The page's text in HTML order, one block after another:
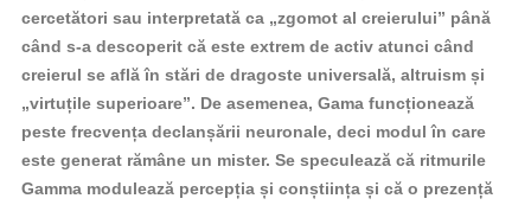
cercetători sau interpretată ca „zgomot al creierului” până
când s-a descoperit că este extrem de activ atunci când
creierul se află în stări de dragoste universală, altruism și
„virtuțile superioare”. De asemenea, Gama funcționează
peste frecvența declanșării neuronale, deci modul în care
este generat rămâne un mister. Se speculează că ritmurile
Gamma modulează percepția și conștiința și că o prezență